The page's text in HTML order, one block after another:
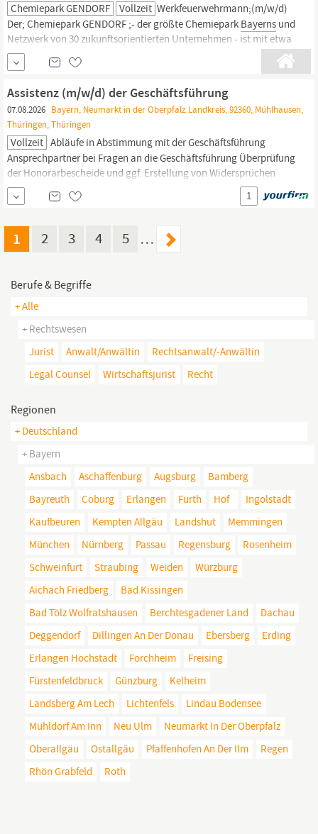
Chemiepark GENDORF Vollzeit Werkfeuerwehrmann;(m/w/d)
Der; Chemiepark GENDORF ;- der größte Chemiepark Bayerns und
Netzwerk von 30 zukunftsorientierten Unternehmen - ist mit etwa
4.000 Mitarbeitern und einem Gesamtumsatz von rund 1,5
Milliarden Euro pro Jahr einer der bedeutendsten
Wirtschaftsfaktoren in der Region. Zum; Ausbildungsstart 2026
Assistenz (m/w/d) der Geschäftsführung
07.08.2026 Bayern, Neumarkt in der Oberpfalz Landkreis, 92360, Mühlhausen,
Thüringen, Thüringen
Vollzeit Abläufe in Abstimmung mit der Geschäftsführung
Ansprechpartner bei Fragen an die Geschäftsführung Überprüfung
der Honorarbescheide und ggf. Erstellung von Widersprüchen
Überwachung der Neuerungen im KV-
und Abstimmung mit
den Praxismanagern/Ärzten über notwendige
allgemeine
1
1 2 3 4 5 …
Berufe & Begriffe
+ Alle
+ Rechtswesen
Jurist
Anwalt/anwältin
Rechtsanwalt/-Anwältin
Legal Counsel
Wirtschaftsjurist Recht
Regionen
+ Deutschland
+ Bayern
Ansbach
Aschaffenburg Augsburg
Bamberg
Bayreuth
Coburg Erlangen Fürth Hof
Ingolstadt
Kaufbeuren
Kempten Allgäu Landshut
Memmingen
München
Nürnberg Passau Regensburg
Rosenheim
Schweinfurt
Straubing Weiden
Würzburg
Aichach Friedberg
Bad Kissingen
Bad Tölz Wolfratshausen
Berchtesgadener Land
Dachau
Deggendorf
Dillingen An Der Donau Ebersberg
Erding
Erlangen Höchstadt
Forchheim
Freising
Fürstenfeldbruck
Günzburg
Kelheim
Landsberg Am Lech
Lichtenfels
Lindau Bodensee
Mühldorf Am Inn
Neu Ulm
Neumarkt In Der Oberpfalz
Oberallgäu
Ostallgäu Pfaffenhofen An Der Ilm
Regen
Rhön Grabfeld
Roth